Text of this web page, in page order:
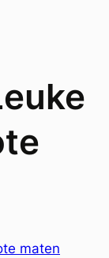
maten